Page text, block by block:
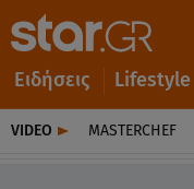
Ειδήσεις Lifestyle
VIDEO MASTERCHEF